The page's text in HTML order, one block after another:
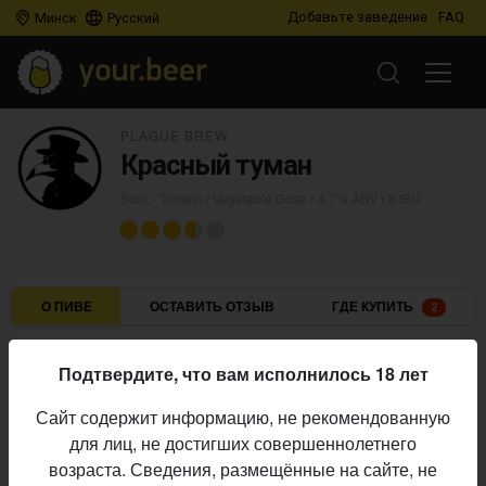
Минск Русский Добавьте заведение FAQ
Красный туман
О ПИВЕ ОСТАВИТЬ ОТЗЫВ ГДЕ КУПИТЬ 2
Пивоварня:
Plague Brew
Алкоголь:
4,7%
Горечь:
8 IBU
Подтвердите, что вам исполнилось 18 лет
Сайт содержит информацию, не рекомендованную
для лиц, не достигших совершеннолетнего
возраста. Сведения, размещённые на сайте, не